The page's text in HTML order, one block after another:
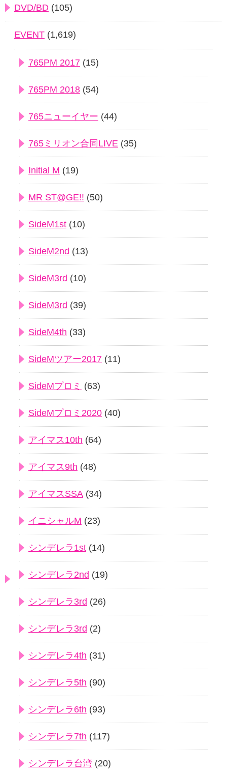
DVD/BD (105)
EVENT (1,619)
765PM 2017 (15)
765PM 2018 (54)
765ニューイヤー (44)
765ミリオン合同LIVE (35)
Initial M (19)
MR ST@GE!! (50)
SideM1st (10)
SideM2nd (13)
SideM3rd (10)
SideM3rd (39)
SideM4th (33)
SideMツアー2017 (11)
SideMプロミ (63)
SideMプロミ2020 (40)
アイマス10th (64)
アイマス9th (48)
アイマスSSA (34)
イニシャルM (23)
シンデレラ1st (14)
シンデレラ2nd (19)
シンデレラ3rd (26)
シンデレラ3rd (2)
シンデレラ4th (31)
シンデレラ5th (90)
シンデレラ6th (93)
シンデレラ7th (117)
シンデレラ台湾 (20)